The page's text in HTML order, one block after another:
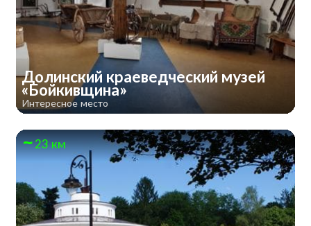
Долинский краеведческий музей
«Бойкивщина»
Интересное место
23 км